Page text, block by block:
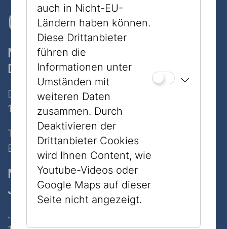
Museum
Dorotheergasse
Dorotheergasse 11
1010 Wien
Tel:
+43 1 535 04 31
E-Mail: info@jmw.at
Museum
Judenplatz
Judenplatz 8
auch in Nicht-EU-
Ländern haben können.
Diese Drittanbieter
führen die
Informationen unter
Umständen mit
weiteren Daten
zusammen. Durch
Deaktivieren der
Drittanbieter Cookies
wird Ihnen Content, wie
Youtube-Videos oder
Google Maps auf dieser
Seite nicht angezeigt.